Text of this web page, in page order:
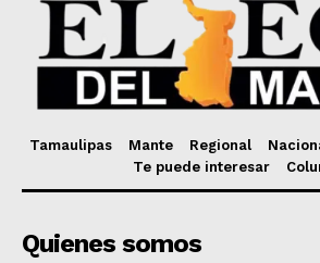
Tamaulipas Mante Regional
Te puede interesar
Quienes somos